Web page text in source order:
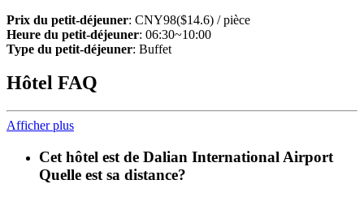
Prix du petit-déjeuner: CNY98($14.6) / pièce
Heure du petit-déjeuner: 06:30~10:00
Type du petit-déjeuner: Buffet
Hôtel FAQ
Afficher plus
Cet hôtel est de Dalian International Airport
Quelle est sa distance?